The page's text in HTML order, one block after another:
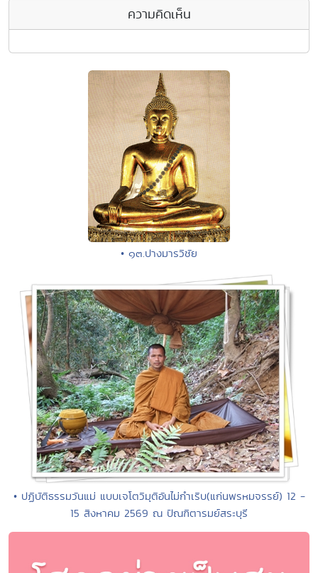
ความคิดเห็น
• ๑๓.ปางมารวิชัย
• ปฏิบัติธรรมวันแม่ แบบเจโตวิมุติอันไม่กำเริบ(แก่นพรหมจรรย์) 12 -
15 สิงหาคม 2569 ณ ปัณฑิตารมย์สระบุรี